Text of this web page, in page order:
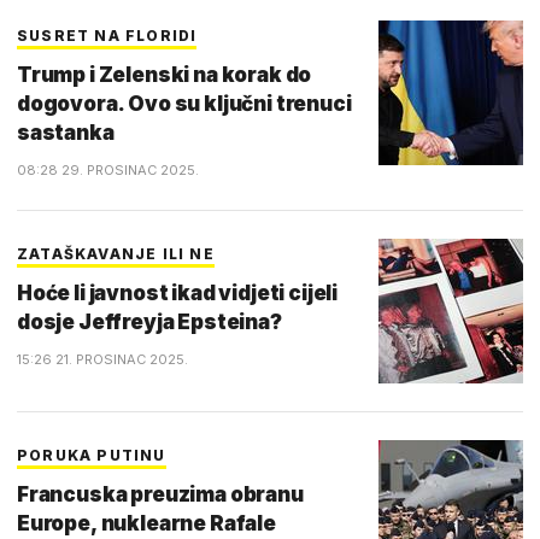
SUSRET NA FLORIDI
Trump i Zelenski na korak do
dogovora. Ovo su ključni trenuci
sastanka
08:28 29. PROSINAC 2025.
ZATAŠKAVANJE ILI NE
Hoće li javnost ikad vidjeti cijeli
dosje Jeffreyja Epsteina?
15:26 21. PROSINAC 2025.
PORUKA PUTINU
Francuska preuzima obranu
Europe, nuklearne Rafale